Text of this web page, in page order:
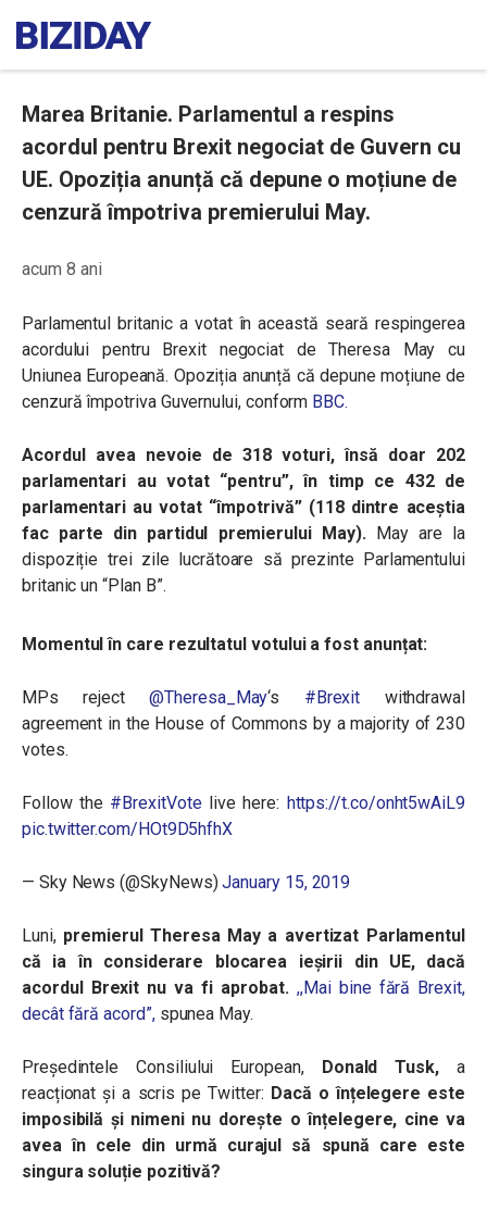
Marea Britanie. Parlamentul a respins
acordul pentru Brexit negociat de Guvern cu
UE. Opoziția anunță că depune o moțiune de
cenzură împotriva premierului May.
acum 8 ani
Parlamentul britanic a votat în această seară respingerea
acordului pentru Brexit negociat de Theresa May cu
Uniunea Europeană. Opoziția anunță că depune moțiune de
cenzură împotriva Guvernului, conform BBC.
Acordul avea nevoie de 318 voturi, însă doar 202
parlamentari au votat “pentru”, în timp ce 432 de
parlamentari au votat “împotrivă” (118 dintre aceștia
fac parte din partidul premierului May). May are la
dispoziție trei zile lucrătoare să prezinte Parlamentului
britanic un “Plan B”.
Momentul în care rezultatul votului a fost anunțat:
MPs reject@Theresa_May‘s #Brexit withdrawal
agreement in the House of Commons by a majority of 230
votes.
Follow the #BrexitVotelive here: https://t.co/onht5wAiL9
pic.twitter.com/HOt9D5hfhX
— Sky News (@SkyNews)January 15, 2019
Luni, premierul Theresa May a avertizat Parlamentul
că ia în considerare blocarea ieșirii din UE, dacă
acordul Brexit nu va fi aprobat.,,Mai bine fără Brexit,
decât fără acord”,spunea May.
Președintele Consiliului European,Donald Tusk, a
reacționat și a scris pe Twitter: Dacă o înțelegere este
imposibilă și nimeni nu dorește o înțelegere, cine va
avea în cele din urmă curajul să spună care este
singura soluție pozitivă?